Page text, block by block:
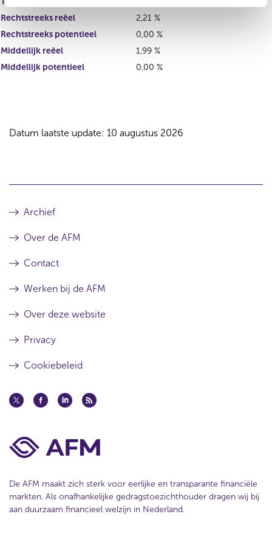
Rechtstreeks reëel
2,21 %
Rechtstreeks potentieel
0,00 %
Middellijk reëel
1,99 %
Middellijk potentieel
0,00 %
Datum laatste update: 10 augustus 2026
Archief
Over de AFM
Contact
Werken bij de AFM
Over deze website
Privacy
Cookiebeleid
De AFM maakt zich sterk voor eerlijke en transparante financiële
markten. Als onafhankelijke gedragstoezichthouder dragen wij bij
aan duurzaam financieel welzijn in Nederland.